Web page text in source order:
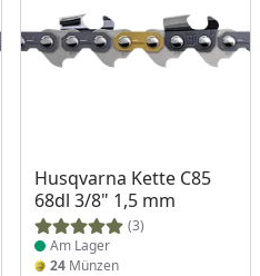
Husqvarna Kette C85
68dl 3/8" 1,5 mm
(3)
Produkt am Lager
Am Lager
24Münzen